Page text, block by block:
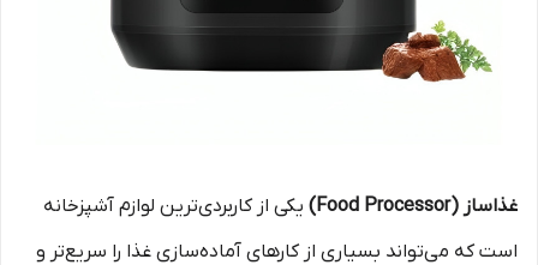
غذاساز (Food Processor)
یکی از کاربردی‌ترین لوازم آشپزخانه
است که می‌تواند بسیاری از کارهای آماده‌سازی غذا را سریع‌تر و